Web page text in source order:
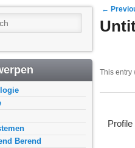
Post
←
This entry
Profile
Berend